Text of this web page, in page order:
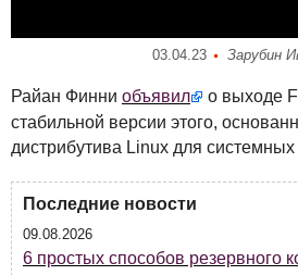
03.04.23 Зарубин
Райан Финни объявил
о выходе
стабильной версии этого,
дистрибутива Linux для
Последние новости
09.08.2026
6 простых способов резервного